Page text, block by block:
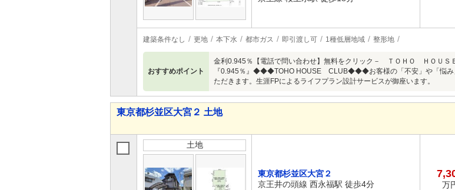
建築条件なし 更地 本下水 都市ガス 即引渡し可 1種低層地域 整形地
おすすめポイント
金利0.945％【電話で問い合わせ】無料をクリック－ ＴＯＨＯ ＨＯ
『0.945％』◆◆◆TOHO HOUSE CLUB◆◆◆お客様の「不安」や「悩み
ただきます。生涯FPによるライフプラン設計サービスが御座います。
東京都杉並区大宮２ 土地
土地
東京都杉並区大宮２
京王井の頭線 西永福駅 徒歩4分
万